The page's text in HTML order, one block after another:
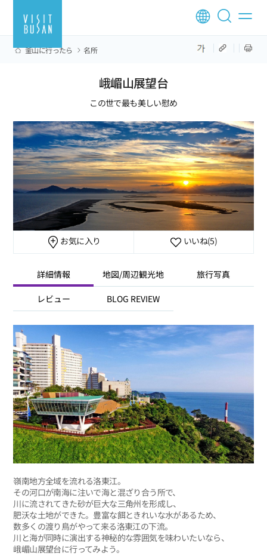
釜山に行ったら 名所
峨嵋山展望台
この世で最も美しい慰め
お気に入り いいね(5)
詳細情報 地図/周辺観光地 旅行写真
レビュー BLOG REVIEW
嶺南地方全域を流れる洛東江。
その河口が南海に注いで海と混ざり合う所で、
川に流されてきた砂が巨大な三角州を形成し、
肥沃な土地ができた。豊富な餌ときれいな水があるため、
数多くの渡り鳥がやって来る洛東江の下流。
川と海が同時に演出する神秘的な雰囲気を味わいたいなら、
峨嵋山展望台に行ってみよう。